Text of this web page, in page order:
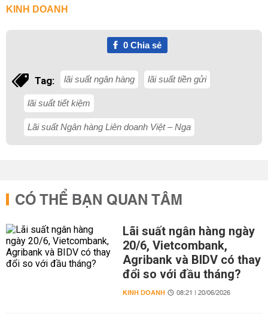
KINH DOANH
0Chia sẻ
Tag: lãi suất ngân hàng lãi suất tiền gửi
lãi suất tiết kiệm
Lãi suất Ngân hàng Liên doanh Việt – Nga
CÓ THỂ BẠN QUAN TÂM
Lãi suất ngân hàng ngày
20/6, Vietcombank,
Agribank và BIDV có thay
đổi so với đầu tháng?
KINH DOANH 08:21 | 20/06/2026